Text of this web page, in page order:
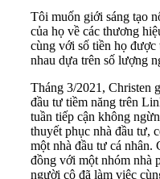
Tôi muốn giới sáng tạo
của họ về các thương
cùng với số tiền họ
nhau dựa trên số lượng
Tháng 3/2021, Christen
đầu tư tiềm năng trên
tuần tiếp cận không
thuyết phục nhà đầu tư,
một nhà đầu tư cá nhân.
đồng với một nhóm nhà
người cô đã làm việc